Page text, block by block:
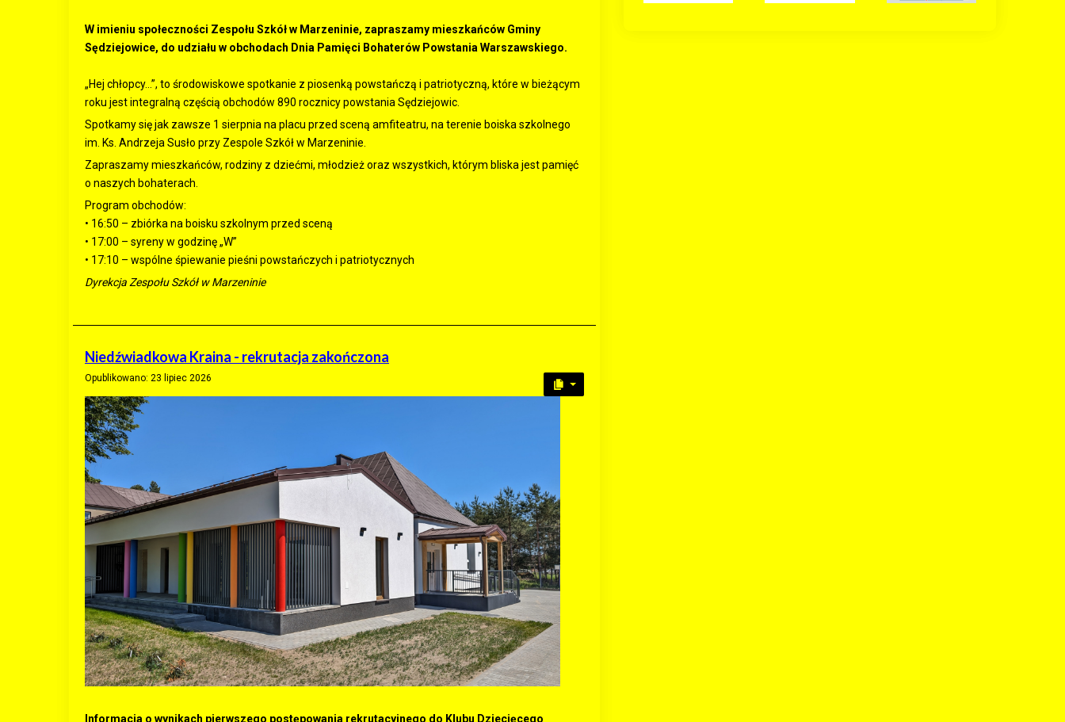
W imieniu społeczności Zespołu Szkół w Marzeninie, zapraszamy mieszkańców Gminy
Sędziejowice, do udziału w obchodach Dnia Pamięci Bohaterów Powstania Warszawskiego.
„Hej chłopcy…”, to środowiskowe spotkanie z piosenką powstańczą i patriotyczną, które w bieżącym
roku jest integralną częścią obchodów 890 rocznicy powstania Sędziejowic.
Spotkamy się jak zawsze 1 sierpnia na placu przed sceną amfiteatru, na terenie boiska szkolnego
im. Ks. Andrzeja Susło przy Zespole Szkół w Marzeninie.
Zapraszamy mieszkańców, rodziny z dziećmi, młodzież oraz wszystkich, którym bliska jest pamięć
o naszych bohaterach.
Program obchodów:
• 16:50 – zbiórka na boisku szkolnym przed sceną
• 17:00 – syreny w godzinę „W”
• 17:10 – wspólne śpiewanie pieśni powstańczych i patriotycznych
Dyrekcja Zespołu Szkół w Marzeninie
Niedźwiadkowa Kraina - rekrutacja zakończona
Opublikowano: 23 lipiec 2026
Informacja o wynikach pierwszego postępowania rekrutacyjnego do Klubu Dziecięcego